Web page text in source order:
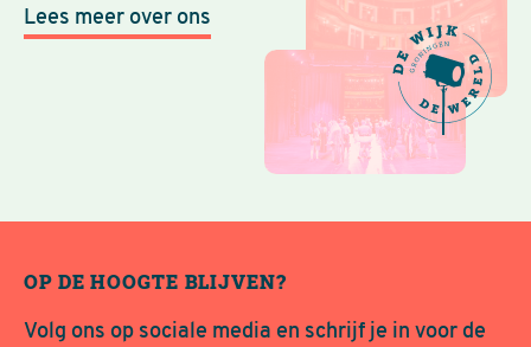
Lees meer over ons
OP DE HOOGTE BLIJVEN?
Volg ons op sociale media en schrijf je in voor de